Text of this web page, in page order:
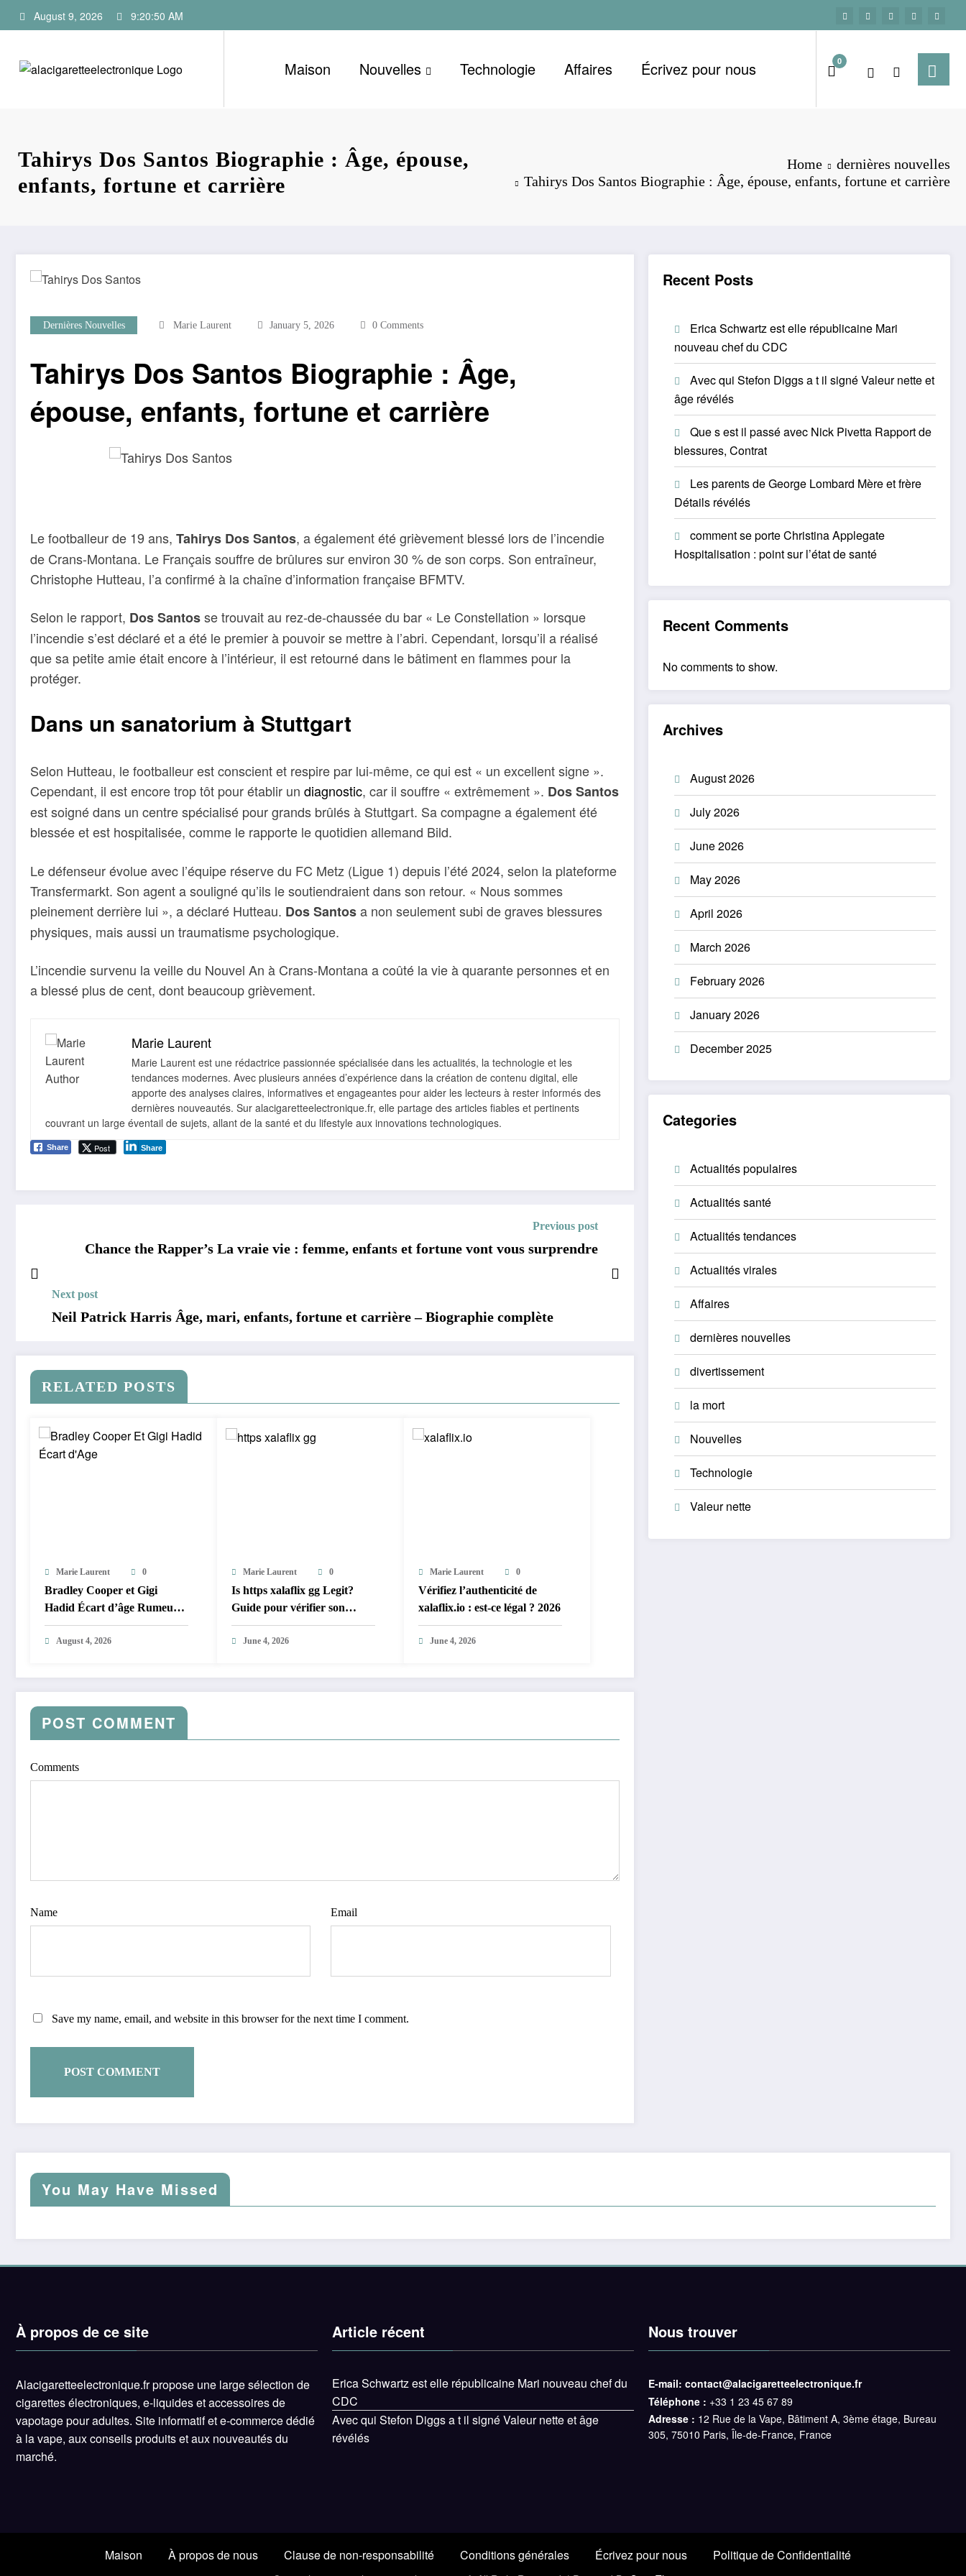
to
August 9, 2026 9:20:51 AM
Maison Nouvelles Technologie Affaires Écrivez pour nous 0
Tahirys Dos Santos Biographie : Âge, épouse,
enfants, fortune et carrière
Home
dernières nouvelles
Tahirys Dos Santos Biographie : Âge, épouse, enfants, fortune et carrière
Dernières Nouvelles Marie Laurent January 5, 2026 0 Comments
Tahirys Dos Santos Biographie : Âge,
épouse, enfants, fortune et carrière
Le footballeur de 19 ans, Tahirys Dos Santos, a également été grièvement blessé lors de l’incendie
de Crans-Montana. Le Français souffre de brûlures sur environ 30 % de son corps. Son entraîneur,
Christophe Hutteau, l’a confirmé à la chaîne d’information française BFMTV.
Selon le rapport, Dos Santosse trouvait au rez-de-chaussée du bar « Le Constellation » lorsque
l’incendie s’est déclaré et a été le premier à pouvoir se mettre à l’abri. Cependant, lorsqu’il a réalisé
que sa petite amie était encore à l’intérieur, il est retourné dans le bâtiment en flammes pour la
protéger.
Dans un sanatorium à Stuttgart
Selon Hutteau, le footballeur est conscient et respire par lui-même, ce qui est « un excellent signe ».
Cependant, il est encore trop tôt pour établir un diagnostic, car il souffre « extrêmement ». Dos Santos
est soigné dans un centre spécialisé pour grands brûlés à Stuttgart. Sa compagne a également été
blessée et est hospitalisée, comme le rapporte le quotidien allemand Bild.
Le défenseur évolue avec l’équipe réserve du FC Metz (Ligue 1) depuis l’été 2024, selon la plateforme
Transfermarkt. Son agent a souligné qu’ils le soutiendraient dans son retour. « Nous sommes
pleinement derrière lui », a déclaré Hutteau. Dos Santosa non seulement subi de graves blessures
physiques, mais aussi un traumatisme psychologique.
L’incendie survenu la veille du Nouvel An à Crans-Montana a coûté la vie à quarante personnes et en
a blessé plus de cent, dont beaucoup grièvement.
Marie Laurent
Marie Laurent est une rédactrice passionnée spécialisée dans les actualités, la technologie et les
tendances modernes. Avec plusieurs années d’expérience dans la création de contenu digital, elle
apporte des analyses claires, informatives et engageantes pour aider les lecteurs à rester informés des
dernières nouveautés. Sur alacigaretteelectronique.fr, elle partage des articles fiables et pertinents
couvrant un large éventail de sujets, allant de la santé et du lifestyle aux innovations technologiques.
Share Post Share
Previous post
Chance the Rapper’s La vraie vie : femme, enfants et fortune vont vous surprendre
Next post
Neil Patrick Harris Âge, mari, enfants, fortune et carrière – Biographie complète
RELATED POSTS
Marie Laurent 0
Bradley Cooper et Gigi
Hadid Écart d’âge Rumeurs
de mariage
August 4, 2026
Marie Laurent 0
Is https xalaflix gg Legit?
Guide pour vérifier son
authenticité et sa sécurité
2026June 4, 2026
Marie Laurent 0
Vérifiez l’authenticité de
xalaflix.io : est-ce légal ? 2026
June 4, 2026
POST COMMENT
Comments
Name Email
Save my name, email, and website in this browser for the next time I comment.
Recent Posts
Erica Schwartz est elle républicaine Mari
nouveau chef du CDC
Avec qui Stefon Diggs a t il signé Valeur nette et
âge révélés
Que s est il passé avec Nick Pivetta Rapport de
blessures, Contrat
Les parents de George Lombard Mère et frère
Détails révélés
comment se porte Christina Applegate
Hospitalisation : point sur l’état de santé
Recent Comments
No comments to show.
Archives
August 2026
July 2026
June 2026
May 2026
April 2026
March 2026
February 2026
January 2026
December 2025
Categories
Actualités populaires
Actualités santé
Actualités tendances
Actualités virales
Affaires
dernières nouvelles
divertissement
la mort
Nouvelles
Technologie
Valeur nette
You May Have Missed
À propos de ce site
Alacigaretteelectronique.fr propose une large sélection de
cigarettes électroniques, e-liquides et accessoires de
vapotage pour adultes. Site informatif et e-commerce dédié
à la vape, aux conseils produits et aux nouveautés du
marché.
Article récent
Erica Schwartz est elle républicaine Mari nouveau chef du
CDC
Avec qui Stefon Diggs a t il signé Valeur nette et âge
révélés
Nous trouver
E-mail: contact@alacigaretteelectronique.fr
Téléphone : +33 1 23 45 67 89
Adresse : 12 Rue de la Vape, Bâtiment A, 3ème étage, Bureau
305, 75010 Paris, Île-de-France, France
Maison À propos de nous Clause de non-responsabilité Conditions générales Écrivez pour nous Politique de Confidentialité